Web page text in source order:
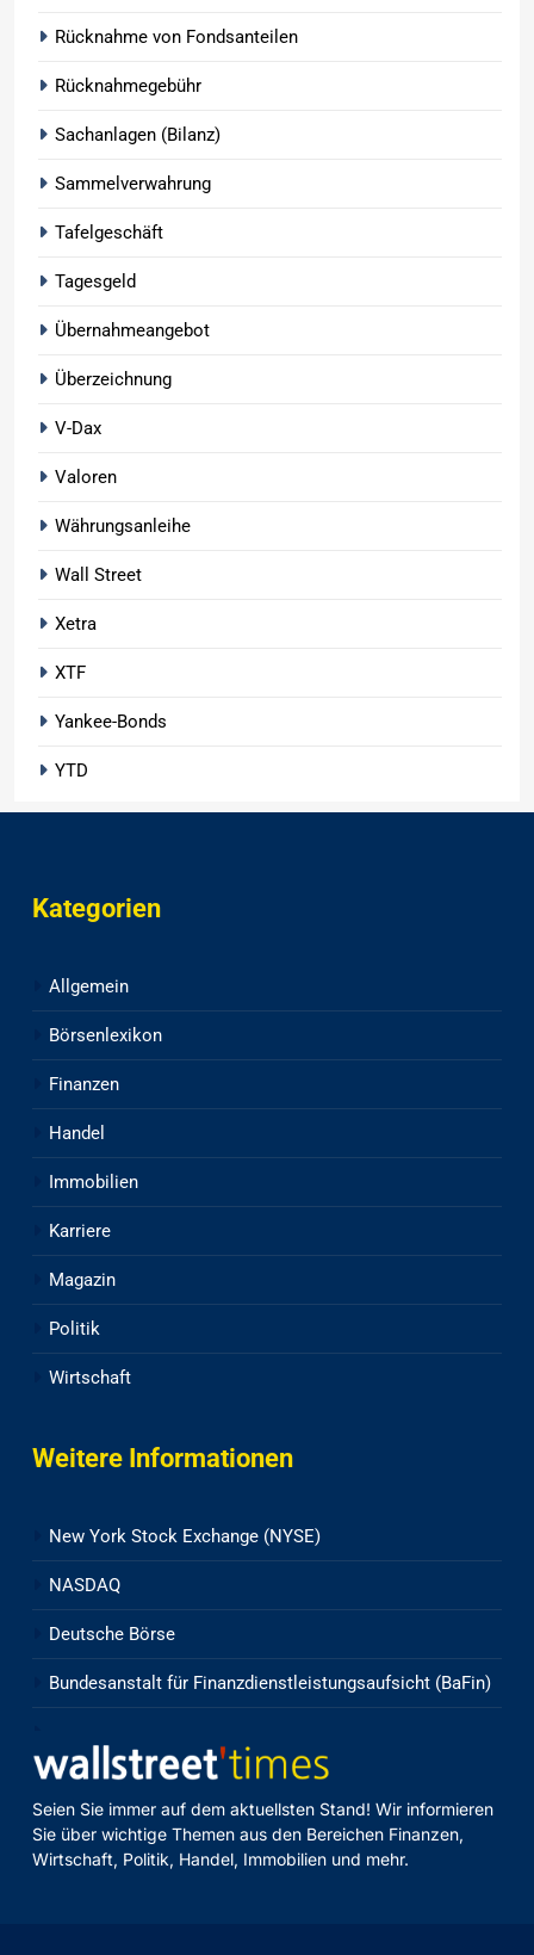
Rücknahme von Fondsanteilen
Rücknahmegebühr
Sachanlagen (Bilanz)
Sammelverwahrung
Tafelgeschäft
Tagesgeld
Übernahmeangebot
Überzeichnung
V-Dax
Valoren
Währungsanleihe
Wall Street
Xetra
XTF
Yankee-Bonds
YTD
Kategorien
Allgemein
Börsenlexikon
Finanzen
Handel
Immobilien
Karriere
Magazin
Politik
Wirtschaft
Weitere Informationen
New York Stock Exchange (NYSE)
NASDAQ
Deutsche Börse
Bundesanstalt für Finanzdienstleistungsaufsicht (BaFin)
Seien Sie immer auf dem aktuellsten Stand! Wir informieren
Sie über wichtige Themen aus den Bereichen Finanzen,
Wirtschaft, Politik, Handel, Immobilien und mehr.